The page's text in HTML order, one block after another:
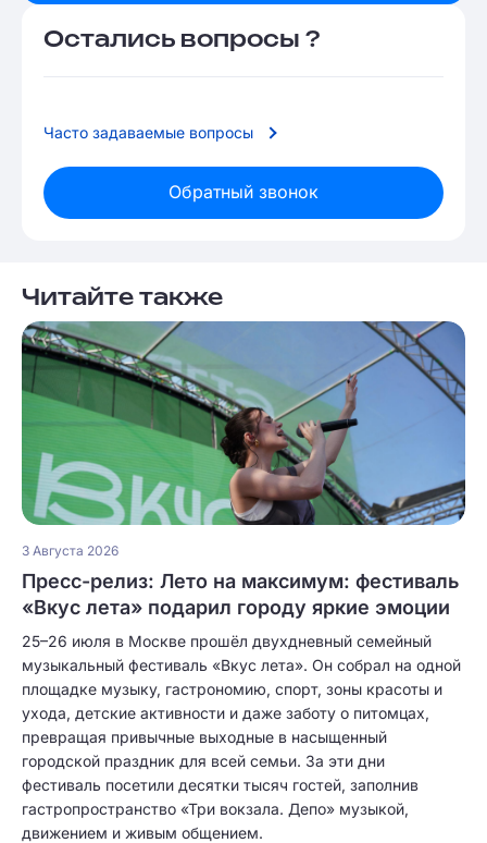
Остались вопросы ?
Часто задаваемые вопросы
Обратный звонок
Читайте также
3 Августа 2026
Пресс-релиз: Лето на максимум: фестиваль
«Вкус лета» подарил городу яркие эмоции
25–26 июля в Москве прошёл двухдневный семейный
музыкальный фестиваль «Вкус лета». Он собрал на одной
площадке музыку, гастрономию, спорт, зоны красоты и
ухода, детские активности и даже заботу о питомцах,
превращая привычные выходные в насыщенный
городской праздник для всей семьи. За эти дни
фестиваль посетили десятки тысяч гостей, заполнив
гастропространство «Три вокзала. Депо» музыкой,
движением и живым общением.